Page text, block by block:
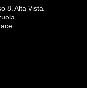
8. Alta Vista.